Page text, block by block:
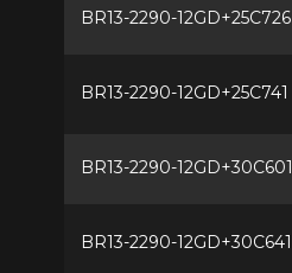
BR13-2290-12GD+25C726
BR13-2290-12GD+25C741
BR13-2290-12GD+30C601
BR13-2290-12GD+30C641